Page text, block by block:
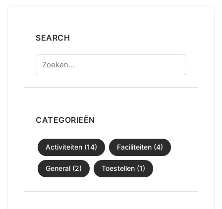
SEARCH
Zoeken
CATEGORIEËN
Activiteiten (14) Faciliteiten (4)
General (2) Toestellen (1)